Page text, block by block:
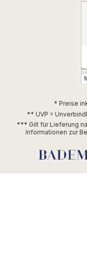
* Preise
** UVP =
*** Gilt für Lieferung
Informationen zur